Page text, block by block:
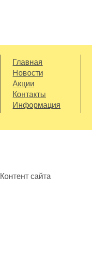
Главная
Новости
Акции
Контакты
Информация
Контент сайта